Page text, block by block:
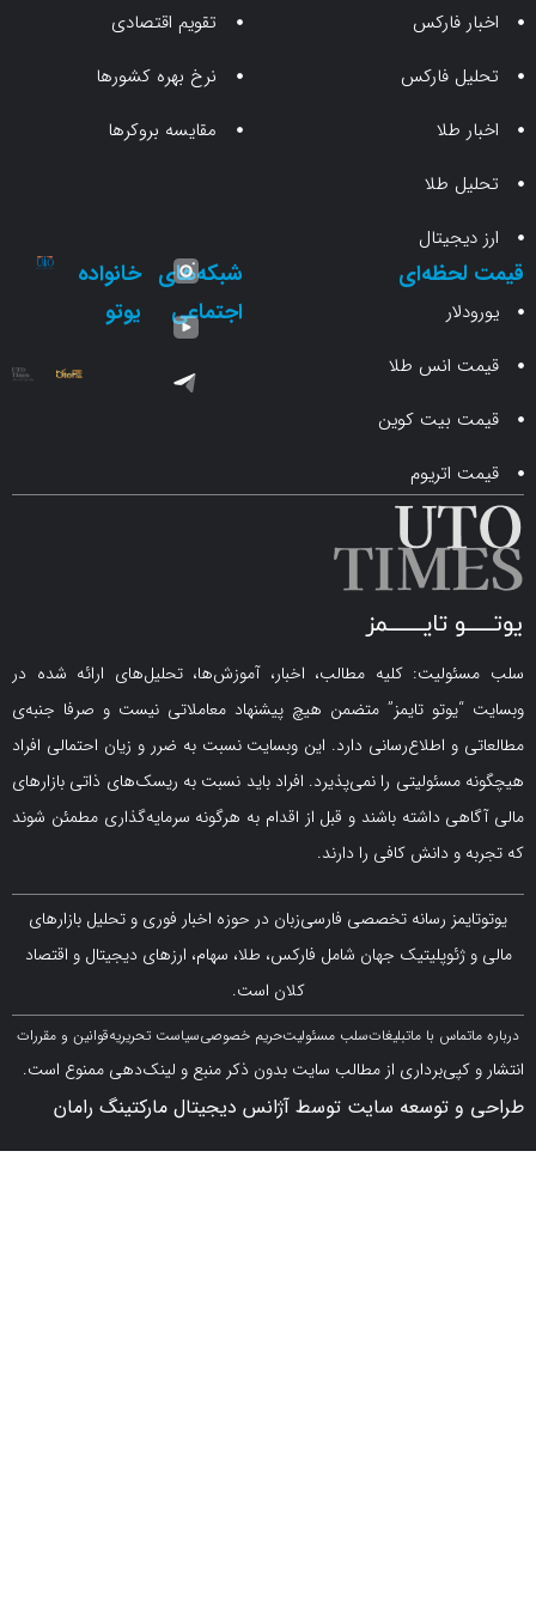
فارکس
فارکس
تقویم اقتصادی
نرخ بهره کشورها
مقایسه بروکرها
انس طلا
بیت کوین
شبکه‌های خانواده
یوتو
کلیه مطالب، اخبار، آموزش‌ها، تحلیل‌های ارائه شده در
تایمز” متضمن هیچ پیشنهاد معاملاتی نیست و صرفا جنبه‌ی
اطلاع‌رسانی دارد. این وبسایت نسبت به ضرر و زیان احتمالی افراد
را نمی‌پذیرد. افراد باید نسبت به ریسک‌های ذاتی بازارهای
داشته باشند و قبل از اقدام به هرگونه سرمایه‌گذاری مطمئن شوند
دانش کافی را دارند.
رسانه تخصصی فارسی‌زبان در حوزه اخبار فوری و تحلیل بازارهای
جهان شامل فارکس، طلا، سهام، ارزهای دیجیتال و اقتصاد
با ما تبلیغاتسلب مسئولیتحریم خصوصیسیاست تحریریهقوانین و مقررات
از مطالب سایت بدون ذکر منبع و لینک‌دهی ممنوع است.
سایت توسط آژانس دیجیتال مارکتینگ رامان